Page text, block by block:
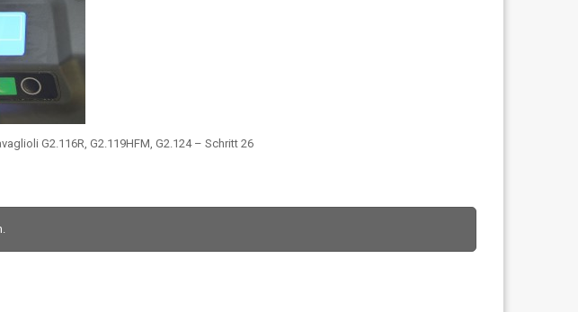
G2.116R, G2.119HFM, G2.124 – Schritt 26